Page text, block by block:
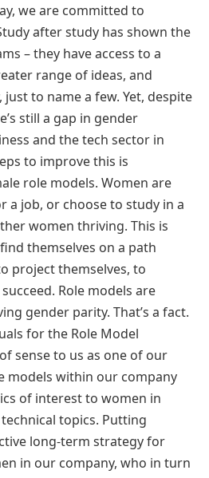
we are committed to
after study has shown the
– they have access to a
range of ideas, and
to name a few. Yet, despite
still a gap in gender
and the tech sector in
to improve this is
role models. Women are
a job, or choose to study in a
women thriving. This is
themselves on a path
project themselves, to
Role models are
gender parity. That’s a fact.
for the Role Model
sense to us as one of our
models within our company
of interest to women in
topics. Putting
long-term strategy for
in our company, who in turn